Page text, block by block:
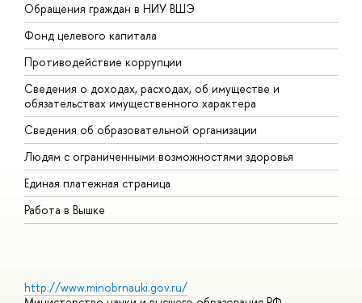
Обращения граждан в НИУ ВШЭ
Фонд целевого капитала
Противодействие коррупции
Сведения о доходах, расходах, об имуществе и
обязательствах имущественного характера
Сведения об образовательной организации
Людям с ограниченными возможностями здоровья
Единая платежная страница
Работа в Вышке
http://www.minobrnauki.gov.ru/